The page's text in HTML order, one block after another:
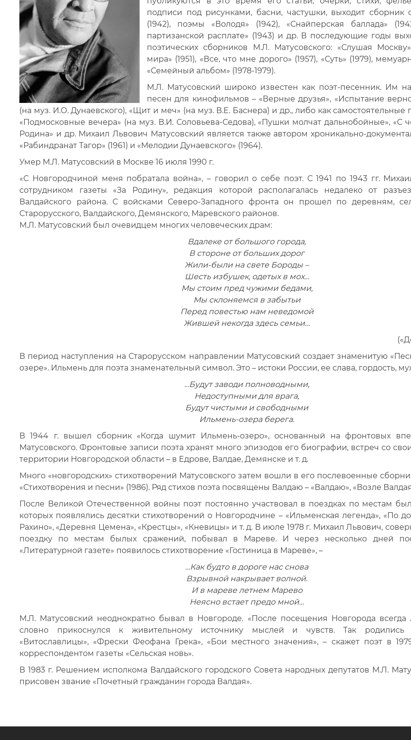
подписи под рисунками, басни, частушки, выходит сборник
(1942), поэмы «Володя» (1942), «Снайперская баллада»
партизанской расплате» (1943) и др. В последующие годы
поэтических сборников М.Л. Матусовского: «Слушая
мира» (1951), «Все, что мне дорого» (1957), «Суть» (1979),
«Семейный альбом» (1978-1979).
М.Л. Матусовский широко известен как поэт-песенник. Им
песен для кинофильмов – «Верные друзья», «Испытание
(на муз. И.О. Дунаевского), «Щит и меч» (на муз. В.Е. Баснера) и др., либо как самостоятельные
«Подмосковные вечера» (на муз. В.И. Соловьева-Седова), «Пушки молчат дальнобойные», «С
Родина» и др. Михаил Львович Матусовский является также автором хроникально-
«Рабиндранат Тагор» (1961) и «Мелодии Дунаевского» (1964).
Умер М.Л. Матусовский в Москве 16 июля 1990 г.
«С Новгородчиной меня побратала война», – говорил о себе поэт. С 1941 по 1943 гг.
сотрудником газеты «За Родину», редакция которой располагалась недалеко от
Валдайского района. С войсками Северо-Западного фронта он прошел по деревням,
Старорусского, Валдайского, Демянского, Маревского районов.
М.Л. Матусовский был очевидцем многих человеческих драм:
Вдалеке от большого города,
В стороне от больших дорог
Жили-были на свете Бороды –
Шесть избушек, одетых в мох…
Мы стоим пред чужими бедами,
Мы склоняемся в забытьи
Перед повестью нам неведомой
Жившей некогда здесь семьи…
В период наступления на Старорусском направлении Матусовский создает знаменитую
озере». Ильмень для поэта знаменательный символ. Это – истоки России, ее слава, гордость,
…Будут заводи полноводными,
Недоступными для врага,
Будут чистыми и свободными
Ильмень-озера берега.
В 1944 г. вышел сборник «Когда шумит Ильмень-озеро», основанный на фронтовых
Матусовского. Фронтовые записи поэта хранят много эпизодов его биографии, встреч со
территории Новгородской области – в Едрове, Валдае, Демянске и т. д.
Много «новгородских» стихотворений Матусовского затем вошли в его послевоенные
«Стихотворения и песни» (1986). Ряд стихов поэта посвящены Валдаю – «Валдаю», «Возле
После Великой Отечественной войны поэт постоянно участвовал в поездках по местам
которых появлялись десятки стихотворений о Новгородчине – «Ильменская легенда», «По
Рахино», «Деревня Цемена», «Крестцы», «Кневицы» и т. д. В июле 1978 г. Михаил Львович,
поездку по местам былых сражений, побывал в Мареве. И через несколько дней
«Литературной газете» появилось стихотворение «Гостиница в Мареве», –
…Как будто в дороге нас снова
Взрывной накрывает волной.
И в мареве летнем Марево
Неясно встает предо мной…
М.Л. Матусовский неоднократно бывал в Новгороде. «После посещения Новгорода всегда
словно прикоснулся к живительному источнику мыслей и чувств. Так родились
«Витославлицы», «Фрески Феофана Грека», «Бои местного значения», – скажет поэт в
корреспондентом газеты «Сельская новь».
В 1983 г. Решением исполкома Валдайского городского Совета народных депутатов М.Л.
присовен звание «Почетный гражданин города Валдая».